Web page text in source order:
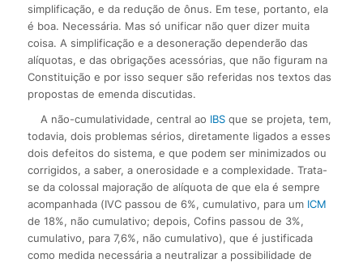
simplificação, e da redução de ônus. Em tese, portanto, ela
é boa. Necessária. Mas só unificar não quer dizer muita
coisa. A simplificação e a desoneração dependerão das
alíquotas, e das obrigações acessórias, que não figuram na
Constituição e por isso sequer são referidas nos textos das
propostas de emenda discutidas.
A não-cumulatividade, central ao IBSque se projeta, tem,
todavia, dois problemas sérios, diretamente ligados a esses
dois defeitos do sistema, e que podem ser minimizados ou
corrigidos, a saber, a onerosidade e a complexidade. Trata-
se da colossal majoração de alíquota de que ela é sempre
acompanhada (IVC passou de 6%, cumulativo, para um ICM
de 18%, não cumulativo; depois, Cofins passou de 3%,
cumulativo, para 7,6%, não cumulativo), que é justificada
como medida necessária a neutralizar a possibilidade de